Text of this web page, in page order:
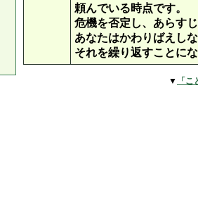
頼んでいる時点です。
危機を否定し、あらす
あなたはかわりばえし
それを繰り返すことに
▼ 「